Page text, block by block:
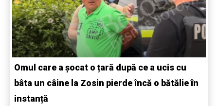
Omul care a șocat o țară după ce a ucis cu
bâta un câine la Zosin pierde încă o bătălie în
instanță